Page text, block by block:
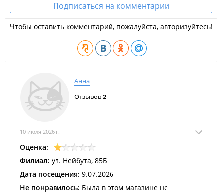
Подписаться на комментарии
Чтобы оставить комментарий, пожалуйста, авторизуйтесь!
Анна
Отзывов2
10 июля 2026 г.
Оценка:
Филиал: ул. Нейбута, 85Б
Дата посещения: 9.07.2026
Не понравилось: Была в этом магазине не